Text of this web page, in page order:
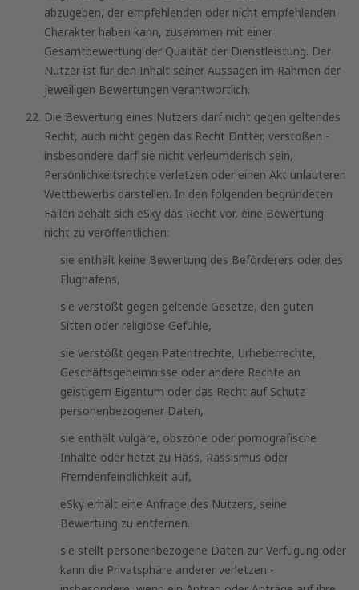
abzugeben, der empfehlenden oder nicht empfehlenden
Charakter haben kann, zusammen mit einer
Gesamtbewertung der Qualität der Dienstleistung. Der
Nutzer ist für den Inhalt seiner Aussagen im Rahmen der
jeweiligen Bewertungen verantwortlich.
Die Bewertung eines Nutzers darf nicht gegen geltendes
Recht, auch nicht gegen das Recht Dritter, verstoßen -
insbesondere darf sie nicht verleumderisch sein,
Persönlichkeitsrechte verletzen oder einen Akt unlauteren
Wettbewerbs darstellen. In den folgenden begründeten
Fällen behält sich eSky das Recht vor, eine Bewertung
nicht zu veröffentlichen:
sie enthält keine Bewertung des Beförderers oder des
Flughafens,
sie verstößt gegen geltende Gesetze, den guten
Sitten oder religiöse Gefühle,
sie verstößt gegen Patentrechte, Urheberrechte,
Geschäftsgeheimnisse oder andere Rechte an
geistigem Eigentum oder das Recht auf Schutz
personenbezogener Daten,
sie enthält vulgäre, obszöne oder pornografische
Inhalte oder hetzt zu Hass, Rassismus oder
Fremdenfeindlichkeit auf,
eSky erhält eine Anfrage des Nutzers, seine
Bewertung zu entfernen.
sie stellt personenbezogene Daten zur Verfügung oder
kann die Privatsphäre anderer verletzen -